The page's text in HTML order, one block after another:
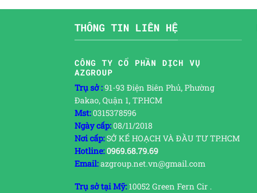
THÔNG TIN LIÊN HỆ
CÔNG TY CỔ PHẦN DỊCH VỤ
AZGROUP
Trụ sở :91-93 Điện Biên Phủ, Phường
Đakao, Quận 1, TP.HCM
Mst:0315378596
Ngày cấp:08/11/2018
Nơi cấp:SỞ KẾ HOẠCH VÀ ĐẦU TƯ TP.HCM
Hotline: 0969.68.79.69
Email:azgroup.net.vn@gmail.com
Trụ sở tại Mỹ:10052 Green Fern Cir .